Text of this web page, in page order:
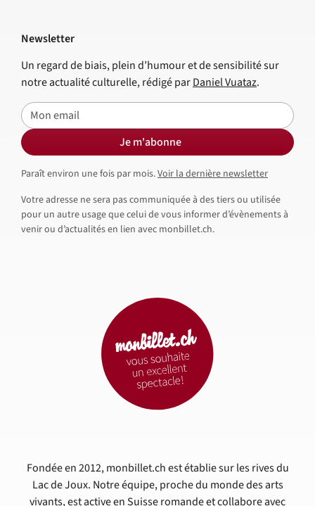
Fondée en 2012, monbillet.ch est établie sur les rives du
Lac de Joux. Notre équipe, proche du monde des arts
vivants, est active en Suisse romande et collabore avec
Newsletter
Un regard de biais, plein d’humour et de sensibilité sur
notre actualité culturelle, rédigé parDaniel Vuataz.
E-mail
Je m'abonne
Paraît environ une fois par mois.Voir la dernière newsletter
Votre adresse ne sera pas communiquée à des tiers ou utilisée
pour un autre usage que celui de vous informer d’évènements à
venir ou d’actualités en lien avec monbillet.ch.